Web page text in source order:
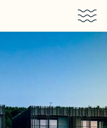
Saltar al contenido principal